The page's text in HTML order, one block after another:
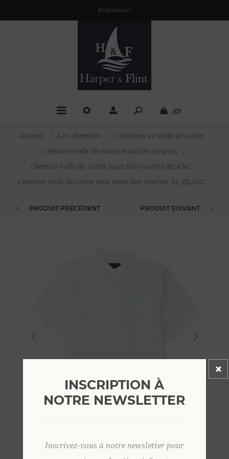
Bienvenue!
(0)
Accueil / Les chemises / Chemises en voile de coton
/
chemise voile de coton manches courtes
/
chemise voile de coton manches courtes BLANC
/
Chemise voile de coton unie manches courtes XL BLANC
PRODUIT PRÉCÉDENT PRODUIT SUIVANT
INSCRIPTION À
NOTRE NEWSLETTER
Inscrivez-vous à notre newsletter pour